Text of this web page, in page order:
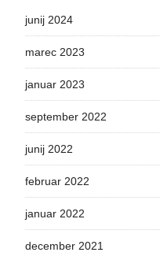
junij 2024
marec 2023
januar 2023
september 2022
junij 2022
februar 2022
januar 2022
december 2021